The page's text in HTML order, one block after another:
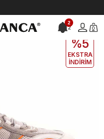
2
2 0
EKLE5
%5
EKSTRA
İNDİRİM